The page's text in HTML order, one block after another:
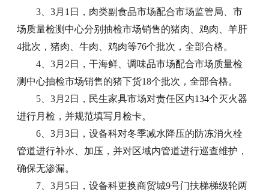
3、3月1日，肉类副食品市场配合市场监管局、市
场质量检测中心分别抽检市场销售的猪肉、鸡肉、羊肝
4批次，猪肉、牛肉、鸡肉等76个批次，全部合格。
4、3月2日，干海鲜、调味品市场配合市场质量检
测中心抽检市场销售的猪下货18个批次，全部合格。
5、3月2日，民生家具市场对责任区内134个灭火器
进行月检，并规范填写月检卡。
6、3月3日，设备科对冬季减水降压的防冻消火栓
管道进行补水、加压，并对区域内管道进行巡查维护，
确保无渗漏。
7、3月5日，设备科更换商贸城9号门扶梯梯级轮两